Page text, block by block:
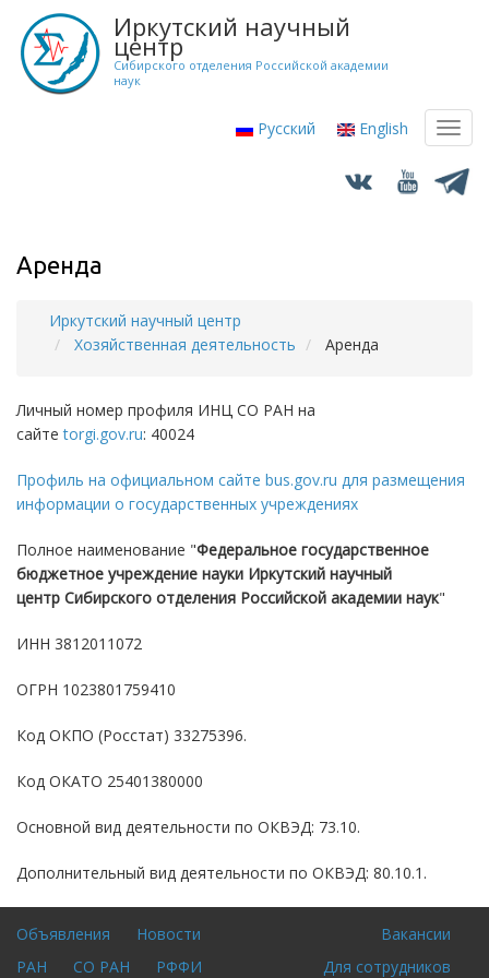
Перейти
основному
содержанию
Иркутский научный
центр
Сибирского отделения Российской академии
наук
Русский English
Аренда
Строка
Иркутский научный центр
Хозяйственная деятельность
Аренда
Личный номер профиля ИНЦ СО РАН на
сайтеtorgi.gov.ru: 40024
Профиль на официальном сайте bus.gov.ru для размещения
информации о государственных учреждениях
Полное наименование "Федеральное государственное
бюджетное учреждение науки Иркутский научный
центр Сибирского отделения Российской академии наук"
ИНН 3812011072
ОГРН 1023801759410
Код ОКПО (Росстат) 33275396.
Код ОКАТО 25401380000
Основной вид деятельности по ОКВЭД: 73.10.
Дополнительный вид деятельности по ОКВЭД: 80.10.1.
Объявления
Новости
РАН
СО РАН РФФИ
Вакансии
Для сотрудников